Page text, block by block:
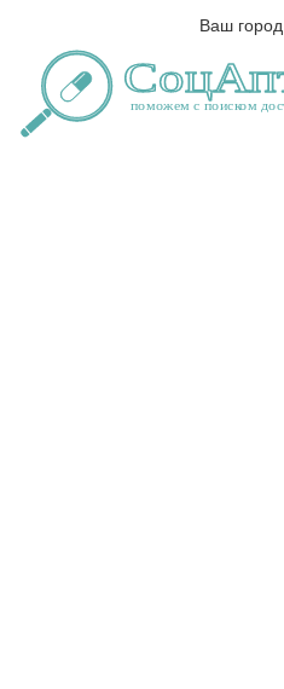
Ваш город